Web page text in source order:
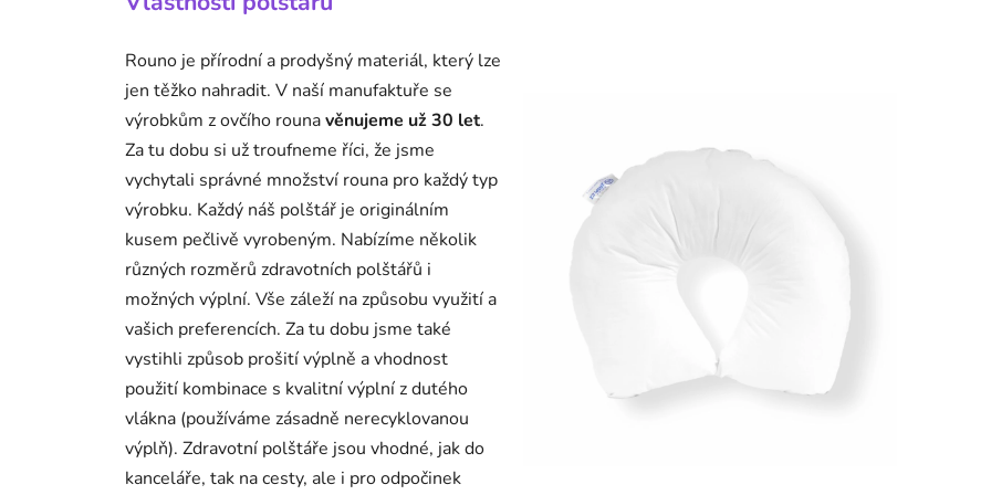
Rouno je přírodní a prodyšný materiál, který lze
jen těžko nahradit. V naší manufaktuře se
výrobkům z ovčího rounavěnujeme už 30 let.
Za tu dobu si už troufneme říci, že jsme
vychytali správné množství rouna pro každý typ
výrobku. Každý náš polštář je originálním
kusem pečlivě vyrobeným. Nabízíme několik
různých rozměrů zdravotních polštářů i
možných výplní. Vše záleží na způsobu využití a
vašich preferencích. Za tu dobu jsme také
vystihli způsob prošití výplně a vhodnost
použití kombinace s kvalitní výplní z dutého
vlákna (používáme zásadně nerecyklovanou
výplň). Zdravotní polštáře jsou vhodné, jak do
kanceláře, tak na cesty, ale i pro odpočinek